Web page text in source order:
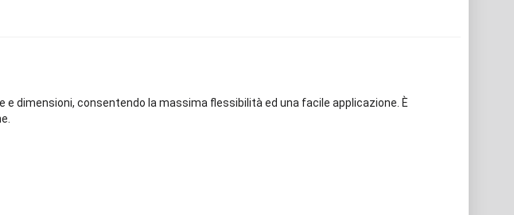
dimensioni, consentendo la massima flessibilità ed una facile applicazione. È